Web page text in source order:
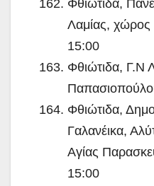
Φθιώτιδα,
Λαμίας,
15:00
Φθιώτιδα, Γ.Ν
Φθιώτιδα,
Γαλανέικα,
Αγίας
15:00